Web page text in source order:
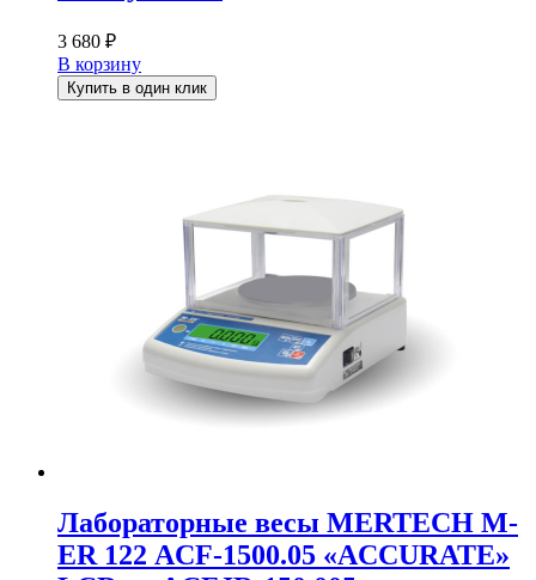
3 680 ₽
В корзину
Купить в один клик
Лабораторные весы MERTECH M-
ER 122 АCF-1500.05 «ACCURATE»